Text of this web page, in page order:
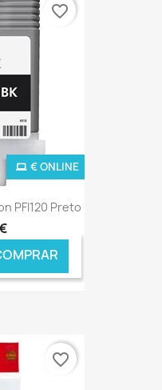
PFI120 Preto
€ ONLINE
favorite_border
favorite_border